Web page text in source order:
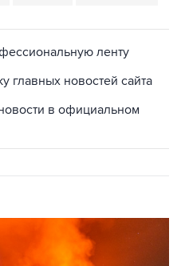
ленту
главных новостей сайта
в официальном